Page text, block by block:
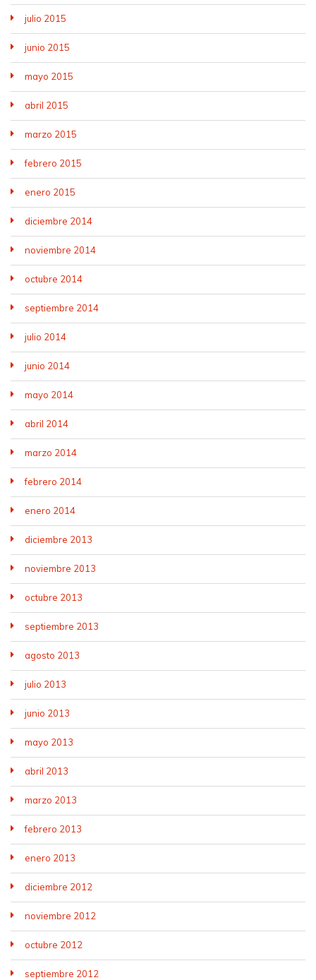
julio 2015
junio 2015
mayo 2015
abril 2015
marzo 2015
febrero 2015
enero 2015
diciembre 2014
noviembre 2014
octubre 2014
septiembre 2014
julio 2014
junio 2014
mayo 2014
abril 2014
marzo 2014
febrero 2014
enero 2014
diciembre 2013
noviembre 2013
octubre 2013
septiembre 2013
agosto 2013
julio 2013
junio 2013
mayo 2013
abril 2013
marzo 2013
febrero 2013
enero 2013
diciembre 2012
noviembre 2012
octubre 2012
septiembre 2012